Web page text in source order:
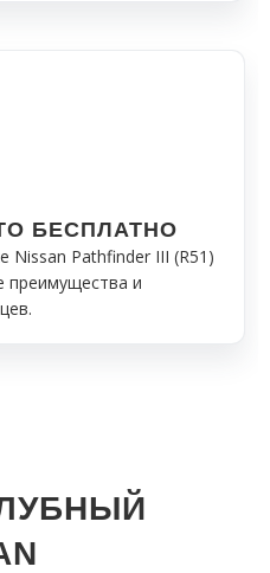
БЕСПЛАТНО
Nissan Pathfinder III (R51)
преимущества и